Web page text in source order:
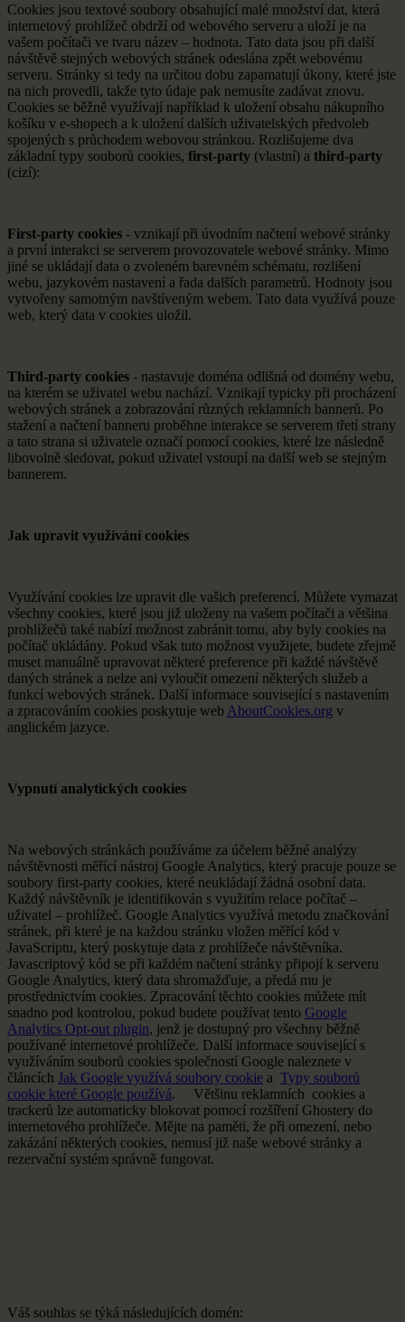
Cookies jsou textové soubory obsahující malé množství dat, která
internetový prohlížeč obdrží od webového serveru a uloží je na
vašem počítači ve tvaru název – hodnota. Tato data jsou při další
návštěvě stejných webových stránek odeslána zpět webovému
serveru. Stránky si tedy na určitou dobu zapamatují úkony, které jste
na nich provedli, takže tyto údaje pak nemusíte zadávat znovu.
Cookies se běžně využívají například k uložení obsahu nákupního
košíku v e-shopech a k uložení dalších uživatelských předvoleb
spojených s průchodem webovou stránkou. Rozlišujeme dva
základní typy souborů cookies, first-party (vlastní) a third-party
(cizí):
First-party cookies - vznikají při úvodním načtení webové stránky
a první interakci se serverem provozovatele webové stránky. Mimo
jiné se ukládají data o zvoleném barevném schématu, rozlišení
webu, jazykovém nastavení a řada dalších parametrů. Hodnoty jsou
vytvořeny samotným navštíveným webem. Tato data využívá pouze
web, který data v cookies uložil.
Third-party cookies - nastavuje doména odlišná od domény webu,
na kterém se uživatel webu nachází. Vznikají typicky při procházení
webových stránek a zobrazování různých reklamních bannerů. Po
stažení a načtení banneru proběhne interakce se serverem třetí strany
a tato strana si uživatele označí pomocí cookies, které lze následně
libovolně sledovat, pokud uživatel vstoupí na další web se stejným
bannerem.
Jak upravit využívání cookies
Využívání cookies lze upravit dle vašich preferencí. Můžete vymazat
všechny cookies, které jsou již uloženy na vašem počítači a většina
prohlížečů také nabízí možnost zabránit tomu, aby byly cookies na
počítač ukládány. Pokud však tuto možnost využijete, budete zřejmě
muset manuálně upravovat některé preference při každé návštěvě
daných stránek a nelze ani vyloučit omezení některých služeb a
funkcí webových stránek. Další informace související s nastavením
a zpracováním cookies poskytuje web AboutCookies.org v
anglickém jazyce.
Vypnutí analytických cookies
Na webových stránkách používáme za účelem běžné analýzy
návštěvnosti měřící nástroj Google Analytics, který pracuje pouze se
soubory first-party cookies, které neukládají žádná osobní data.
Každý návštěvník je identifikován s využitím relace počítač –
uživatel – prohlížeč. Google Analytics využívá metodu značkování
stránek, při které je na každou stránku vložen měřící kód v
JavaScriptu, který poskytuje data z prohlížeče návštěvníka.
Javascriptový kód se při každém načtení stránky připojí k serveru
Google Analytics, který data shromažďuje, a předá mu je
prostřednictvím cookies. Zpracování těchto cookies můžete mít
snadno pod kontrolou, pokud budete používat tento Google
Analytics Opt-out plugin, jenž je dostupný pro všechny běžně
používané internetové prohlížeče. Další informace související s
využíváním souborů cookies společností Google naleznete v
článcích Jak Google využívá soubory cookie a Typy souborů
cookie které Google používá. Většinu reklamních cookies a
trackerů lze automaticky blokovat pomocí rozšíření Ghostery do
internetového prohlížeče. Mějte na paměti, že při omezení, nebo
zakázání některých cookies, nemusí již naše webové stránky a
rezervační systém správně fungovat.
Váš souhlas se týká následujících domén: